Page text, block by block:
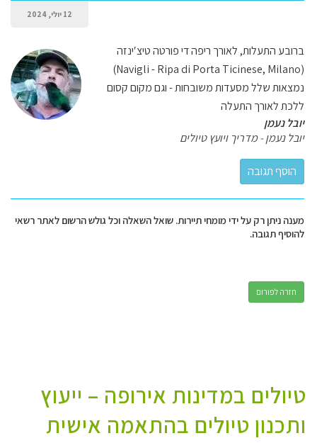
12 יולי, 2024
ברובע התעלות, לאורך ריפה די פורטה טיצ′ינזה
(Navigli - Ripa di Porta Ticinese, Milano)
נמצאות שלל מסעדות משובחות - וגם מקום קסום
ללכת לאורך התעלה
יובל נעמן
יובל נעמן - מדריך ויועץ טיולים
מענה ניתן רק על ידי מומחי תיירות. שואל השאלה וכל גולש הרשום לאתר רשאי
להוסיף תגובה.
חזרה לפורום
טיולים במדינות אירופה – ייעוץ
ותכנון טיולים בהתאמה אישית